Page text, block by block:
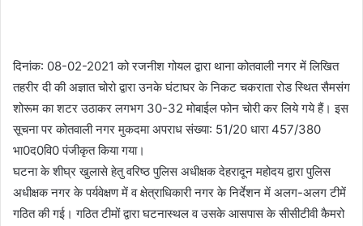
दिनांक: 08-02-2021 को रजनीश गोयल द्वारा थाना कोतवाली नगर में लिखित
तहरीर दी की अज्ञात चोरो द्वारा उनके घंटाघर के निकट चकराता रोड स्थित सैमसंग
शोरूम का शटर उठाकर लगभग 30-32 मोबाईल फोन चोरी कर लिये गये हैं। इस
सूचना पर कोतवाली नगर मुकदमा अपराध संख्या: 51/20 धारा 457/380
भा0द0वि0 पंजीकृत किया गया।
घटना के शीघ्र खुलासे हेतु वरिष्ठ पुलिस अधीक्षक देहरादून महोदय द्वारा पुलिस
अधीक्षक नगर के पर्यवेक्षण में व क्षेत्राधिकारी नगर के निर्देशन में अलग-अलग टीमें
गठित की गई। गठित टीमों द्वारा घटनास्थल व उसके आसपास के सीसीटीवी कैमरो